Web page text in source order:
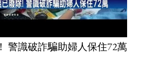
警識破詐騙助婦人保住72萬